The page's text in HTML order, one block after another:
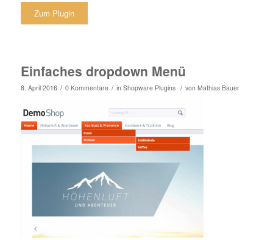
Zum Plugin
Einfaches dropdown Menü
8. April 2016 / 0 Kommentare / in Shopware Plugins / von Mathias Bauer